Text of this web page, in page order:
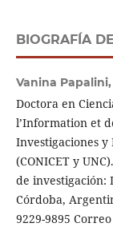
BIOGRAFÍA
Vanina Papalini,
Doctora en
l’Information et
Investigaciones y
(CONICET y
de investigación:
Córdoba,
9229-9895